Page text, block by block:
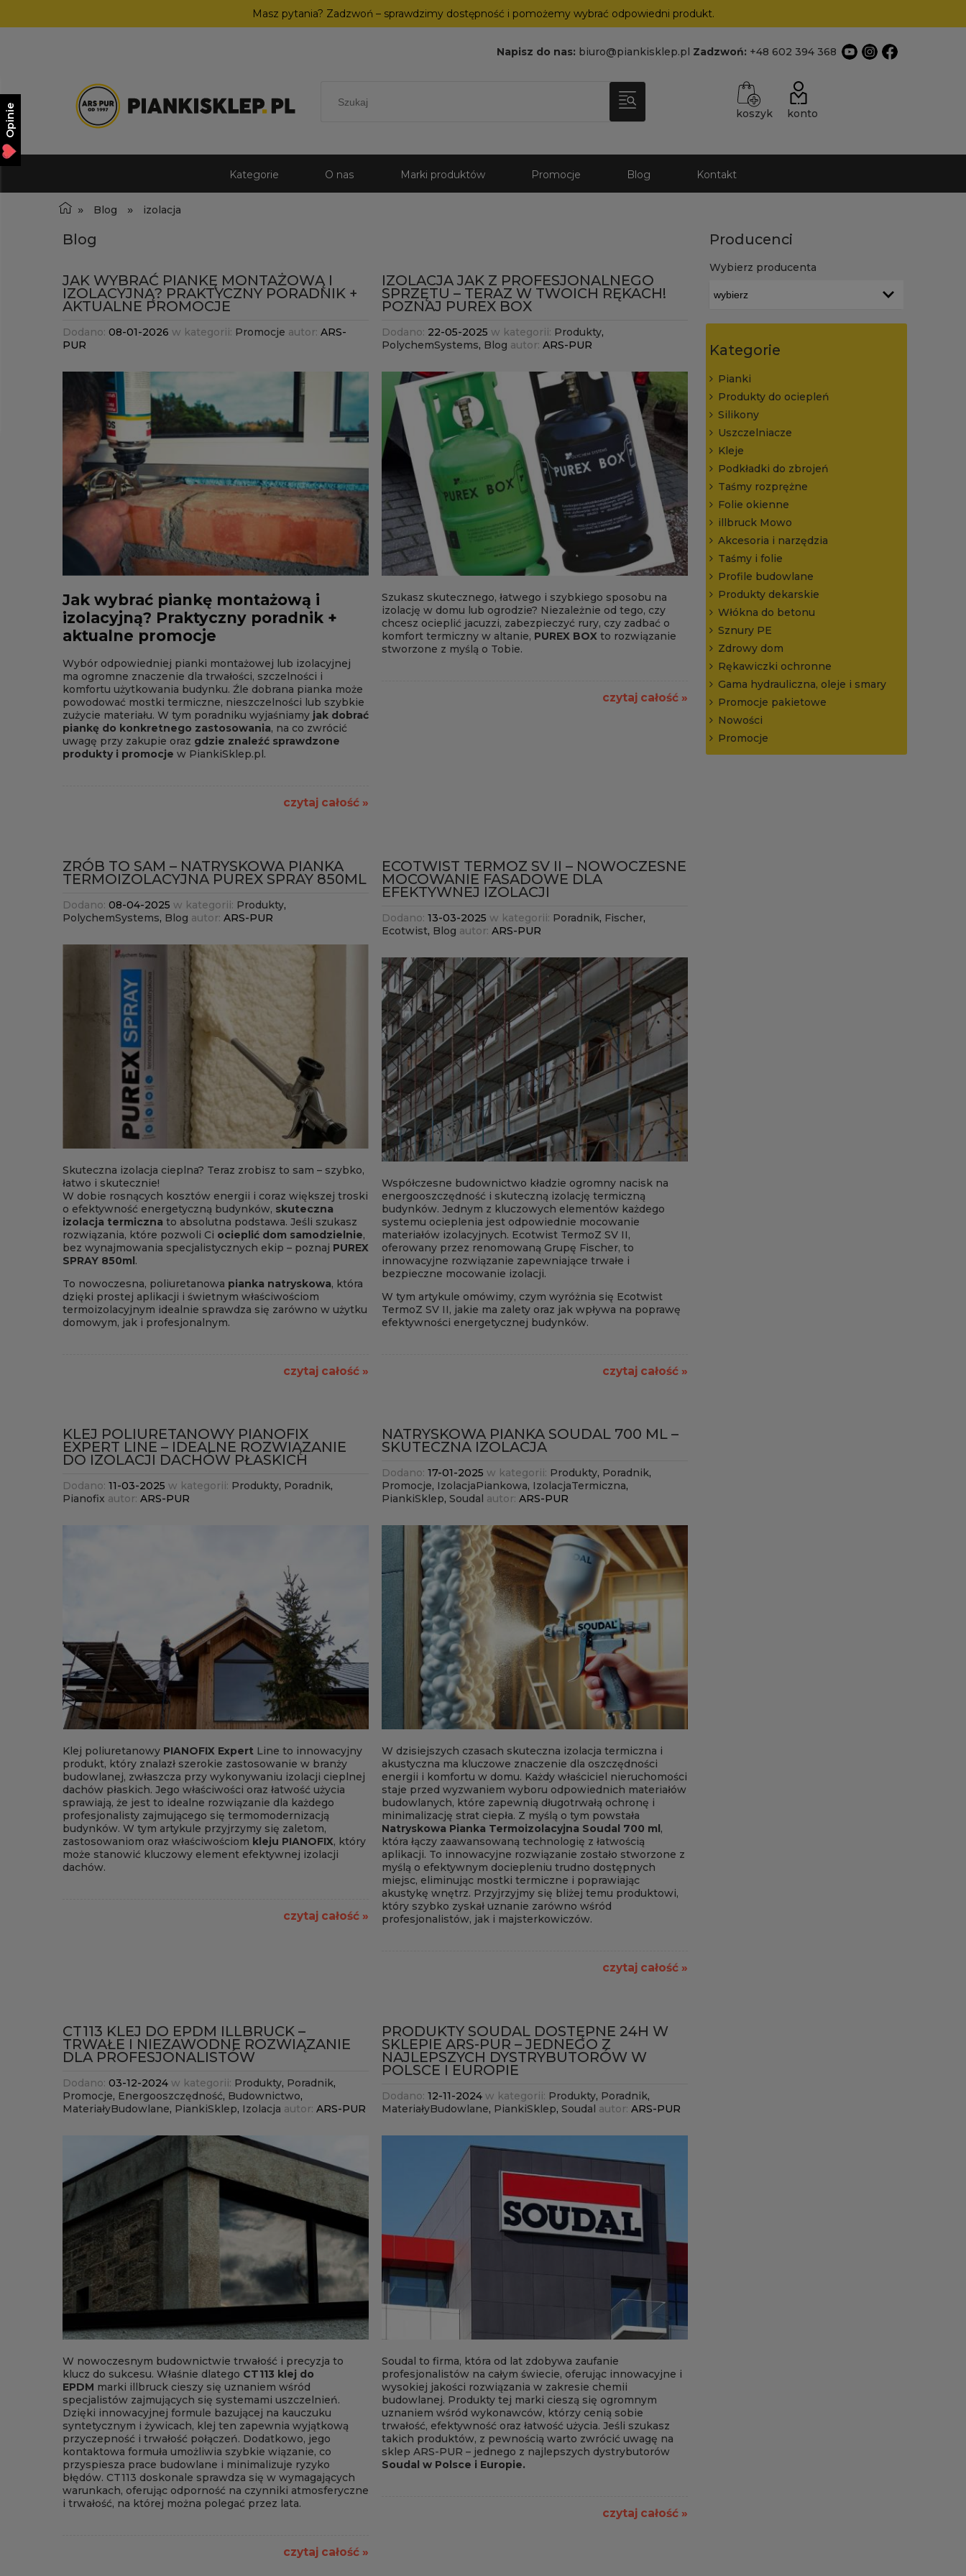
Masz pytania? Zadzwoń – sprawdzimy dostępność i pomożemy wybrać odpowiedni produkt.
Napisz do nas: biuro@piankisklep.pl Zadzwoń: +48 602 394 368
koszyk konto
Kategorie O nas Marki produktów Promocje Blog Kontakt
» Blog » izolacja
Blog
JAK WYBRAĆ PIANKĘ MONTAŻOWĄ I
IZOLACYJNĄ? PRAKTYCZNY PORADNIK +
AKTUALNE PROMOCJE
Dodano: 08-01-2026 w kategorii: Promocje autor: ARS-
PUR
Jak wybrać piankę montażową i
izolacyjną? Praktyczny poradnik +
aktualne promocje
Wybór odpowiedniej pianki montażowej lub izolacyjnej
ma ogromne znaczenie dla trwałości, szczelności i
komfortu użytkowania budynku. Źle dobrana pianka może
powodować mostki termiczne, nieszczelności lub szybkie
zużycie materiału. W tym poradniku wyjaśniamy jak dobrać
piankę do konkretnego zastosowania, na co zwrócić
uwagę przy zakupie oraz gdzie znaleźć sprawdzone
produkty i promocje w PiankiSklep.pl.
czytaj całość »
IZOLACJA JAK Z PROFESJONALNEGO
SPRZĘTU – TERAZ W TWOICH RĘKACH!
POZNAJ PUREX BOX
Dodano: 22-05-2025 w kategorii: Produkty,
PolychemSystems, Blog autor: ARS-PUR
Szukasz skutecznego, łatwego i szybkiego sposobu na
izolację w domu lub ogrodzie? Niezależnie od tego, czy
chcesz ocieplić jacuzzi, zabezpieczyć rury, czy zadbać o
komfort termiczny w altanie, PUREX BOXto rozwiązanie
stworzone z myślą o Tobie.
czytaj całość »
ZRÓB TO SAM – NATRYSKOWA PIANKA
TERMOIZOLACYJNA PUREX SPRAY 850ML
Dodano: 08-04-2025 w kategorii: Produkty,
PolychemSystems, Blog autor: ARS-PUR
Skuteczna izolacja cieplna? Teraz zrobisz to sam – szybko,
łatwo i skutecznie!
W dobie rosnących kosztów energii i coraz większej troski
o efektywność energetyczną budynków, skuteczna
izolacja termiczna to absolutna podstawa. Jeśli szukasz
rozwiązania, które pozwoli Ci ocieplić dom samodzielnie,
bez wynajmowania specjalistycznych ekip – poznaj PUREX
SPRAY 850ml.
To nowoczesna, poliuretanowa pianka natryskowa, która
dzięki prostej aplikacji i świetnym właściwościom
termoizolacyjnym idealnie sprawdza się zarówno w użytku
domowym, jak i profesjonalnym.
czytaj całość »
ECOTWIST TERMOZ SV II – NOWOCZESNE
MOCOWANIE FASADOWE DLA
EFEKTYWNEJ IZOLACJI
Dodano: 13-03-2025 w kategorii: Poradnik, Fischer,
Ecotwist, Blog autor: ARS-PUR
Współczesne budownictwo kładzie ogromny nacisk na
energooszczędność i skuteczną izolację termiczną
budynków. Jednym z kluczowych elementów każdego
systemu ocieplenia jest odpowiednie mocowanie
materiałów izolacyjnych. Ecotwist TermoZ SV II,
oferowany przez renomowaną Grupę Fischer, to
innowacyjne rozwiązanie zapewniające trwałe i
bezpieczne mocowanie izolacji.
W tym artykule omówimy, czym wyróżnia się Ecotwist
TermoZ SV II, jakie ma zalety oraz jak wpływa na poprawę
efektywności energetycznej budynków.
czytaj całość »
KLEJ POLIURETANOWY PIANOFIX
EXPERT LINE – IDEALNE ROZWIĄZANIE
DO IZOLACJI DACHÓW PŁASKICH
Dodano: 11-03-2025 w kategorii: Produkty, Poradnik,
Pianofix autor: ARS-PUR
Klej poliuretanowy PIANOFIX Expert Line to innowacyjny
produkt, który znalazł szerokie zastosowanie w branży
budowlanej, zwłaszcza przy wykonywaniu izolacji cieplnej
dachów płaskich. Jego właściwości oraz łatwość użycia
sprawiają, że jest to idealne rozwiązanie dla każdego
profesjonalisty zajmującego się termomodernizacją
budynków. W tym artykule przyjrzymy się zaletom,
zastosowaniom oraz właściwościom kleju PIANOFIX, który
może stanowić kluczowy element efektywnej izolacji
dachów.
czytaj całość »
NATRYSKOWA PIANKA SOUDAL 700 ML –
SKUTECZNA IZOLACJA
Dodano: 17-01-2025 w kategorii: Produkty, Poradnik,
Promocje, IzolacjaPiankowa, IzolacjaTermiczna,
PiankiSklep, Soudal autor: ARS-PUR
W dzisiejszych czasach skuteczna izolacja termiczna i
akustyczna ma kluczowe znaczenie dla oszczędności
energii i komfortu w domu. Każdy właściciel nieruchomości
staje przed wyzwaniem wyboru odpowiednich materiałów
budowlanych, które zapewnią długotrwałą ochronę i
minimalizację strat ciepła. Z myślą o tym powstała
Natryskowa Pianka Termoizolacyjna Soudal 700 ml ,
która łączy zaawansowaną technologię z łatwością
aplikacji. To innowacyjne rozwiązanie zostało stworzone z
myślą o efektywnym dociepleniu trudno dostępnych
miejsc, eliminując mostki termiczne i poprawiając
akustykę wnętrz. Przyjrzyjmy się bliżej temu produktowi,
który szybko zyskał uznanie zarówno wśród
profesjonalistów, jak i majsterkowiczów.
czytaj całość »
CT113 KLEJ DO EPDM ILLBRUCK –
TRWAŁE I NIEZAWODNE ROZWIĄZANIE
DLA PROFESJONALISTÓW
Dodano: 03-12-2024 w kategorii: Produkty, Poradnik,
Promocje, Energooszczędność, Budownictwo,
MateriałyBudowlane, PiankiSklep, Izolacja autor: ARS-PUR
W nowoczesnym budownictwie trwałość i precyzja to
klucz do sukcesu. Właśnie dlatego CT113 klej do
EPDM marki illbruck cieszy się uznaniem wśród
specjalistów zajmujących się systemami uszczelnień.
Dzięki innowacyjnej formule bazującej na kauczuku
syntetycznym i żywicach, klej ten zapewnia wyjątkową
przyczepność i trwałość połączeń. Dodatkowo, jego
kontaktowa formuła umożliwia szybkie wiązanie, co
przyspiesza prace budowlane i minimalizuje ryzyko
błędów. CT113 doskonale sprawdza się w wymagających
warunkach, oferując odporność na czynniki atmosferyczne
i trwałość, na której można polegać przez lata.
czytaj całość »
PRODUKTY SOUDAL DOSTĘPNE 24H W
SKLEPIE ARS-PUR – JEDNEGO Z
NAJLEPSZYCH DYSTRYBUTORÓW W
POLSCE I EUROPIE
Dodano: 12-11-2024w kategorii: Produkty, Poradnik,
MateriałyBudowlane, PiankiSklep, Soudal autor: ARS-PUR
Soudal to firma, która od lat zdobywa zaufanie
profesjonalistów na całym świecie, oferując innowacyjne i
wysokiej jakości rozwiązania w zakresie chemii
budowlanej. Produkty tej marki cieszą się ogromnym
uznaniem wśród wykonawców, którzy cenią sobie
trwałość, efektywność oraz łatwość użycia. Jeśli szukasz
takich produktów, z pewnością warto zwrócić uwagę na
sklep ARS-PUR – jednego z najlepszych dystrybutorów
Soudal w Polsce i Europie.
czytaj całość »
Producenci
Wybierz producenta
Kategorie
Pianki
Produkty do ociepleń
Silikony
Uszczelniacze
Kleje
Podkładki do zbrojeń
Taśmy rozprężne
Folie okienne
illbruck Mowo
Akcesoria i narzędzia
Taśmy i folie
Profile budowlane
Produkty dekarskie
Włókna do betonu
Sznury PE
Zdrowy dom
Rękawiczki ochronne
Gama hydrauliczna, oleje i smary
Promocje pakietowe
Nowości
Promocje
Opinie